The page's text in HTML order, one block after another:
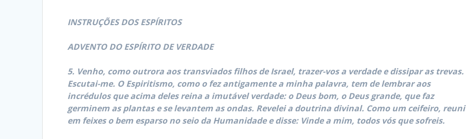
INSTRUÇÕES DOS ESPÍRITOS
ADVENTO DO ESPÍRITO DE VERDADE
5. Venho, como outrora aos transviados filhos de Israel, trazer-vos a verdade e dissipar as trevas.
Escutai-me. O Espiritismo, como o fez antigamente a minha palavra, tem de lembrar aos
incrédulos que acima deles reina a imutável verdade: o Deus bom, o Deus grande, que faz
germinem as plantas e se levantem as ondas. Revelei a doutrina divinal. Como um ceifeiro, reuni
em feixes o bem esparso no seio da Humanidade e disse: Vinde a mim, todos vós que sofreis.